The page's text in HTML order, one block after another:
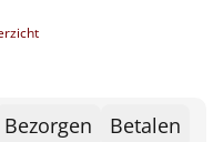
Bezorgen Betalen